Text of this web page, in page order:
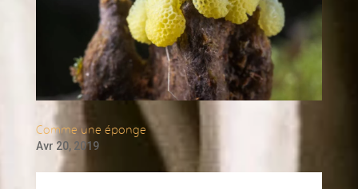
Comme une éponge
Avr 20, 2019